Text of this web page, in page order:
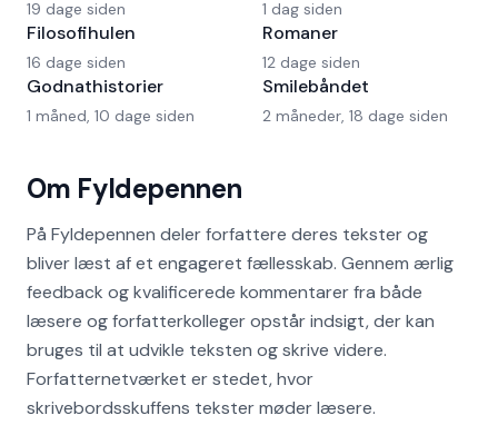
Om Fyldepennen
På Fyldepennen deler forfattere deres tekster og
bliver læst af et engageret fællesskab. Gennem ærlig
feedback og kvalificerede kommentarer fra både
læsere og forfatterkolleger opstår indsigt, der kan
bruges til at udvikle teksten og skrive videre.
Forfatternetværket er stedet, hvor
skrivebordsskuffens tekster møder læsere.
19 dage siden
Filosofihulen
16 dage siden
Godnathistorier
1 måned, 10 dage siden
1 dag siden
Romaner
12 dage siden
Smilebåndet
2 måneder, 18 dage siden